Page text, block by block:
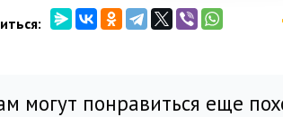
могут понравиться еще